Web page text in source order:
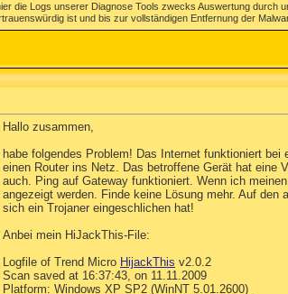
die Logs unserer Diagnose Tools zwecks Auswertung
ist und bis zur vollständigen Entfernung der
Hallo zusammen,
habe folgendes Problem! Das Internet funktioniert
einen Router ins Netz. Das betroffene Gerät hat eine
auch. Ping auf Gateway funktioniert. Wenn ich
angezeigt werden. Finde keine Lösung mehr. Auf
sich ein Trojaner eingeschlichen hat!
Anbei mein HiJackThis-File:
Logfile of Trend Micro HijackThis v2.0.2
Scan saved at 16:37:43, on 11.11.2009
Platform: Windows XP SP2 (WinNT 5.01.2600)